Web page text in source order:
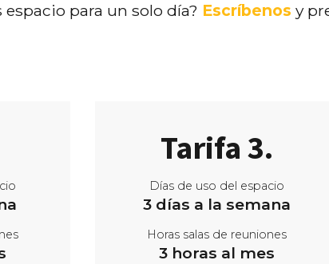
espacio para un solo día? Escríbenos y
Tarifa 3.
Días de uso del espacio
3 días a la semana
Horas salas de reuniones
3 horas al mes